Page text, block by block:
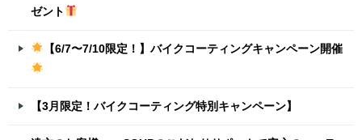
ゼント
【6/7〜7/10限定！】バイクコーティングキャンペーン開催
【3月限定！バイクコーティング特別キャンペーン】